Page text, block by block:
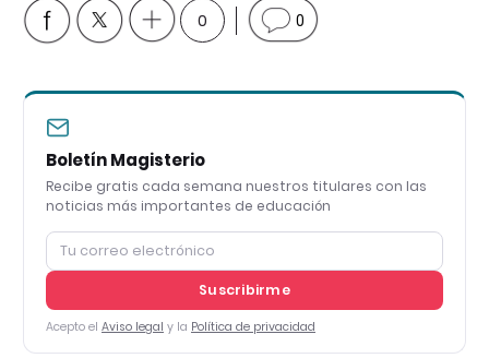
0 0
Boletín Magisterio
Recibe gratis cada semana nuestros titulares con las
noticias más importantes de educación
Suscribirme
Acepto el Aviso legal y la Política de privacidad